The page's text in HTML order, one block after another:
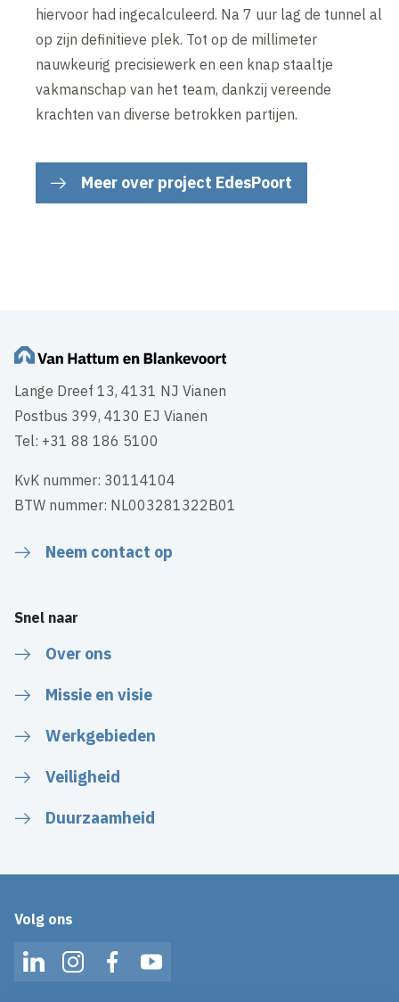
hiervoor had ingecalculeerd. Na 7 uur lag de tunnel al
op zijn definitieve plek. Tot op de millimeter
nauwkeurig precisiewerk en een knap staaltje
vakmanschap van het team, dankzij vereende
krachten van diverse betrokken partijen.
Meer over project EdesPoort
Lange Dreef 13, 4131 NJ Vianen
Postbus 399, 4130 EJ Vianen
Tel: +31 88 186 5100
KvK nummer: 30114104
BTW nummer: NL003281322B01
Neem contact op
Snel naar
Over ons
Missie en visie
Werkgebieden
Veiligheid
Duurzaamheid
Volg ons
LinkedInInstagramFacebookYouTube